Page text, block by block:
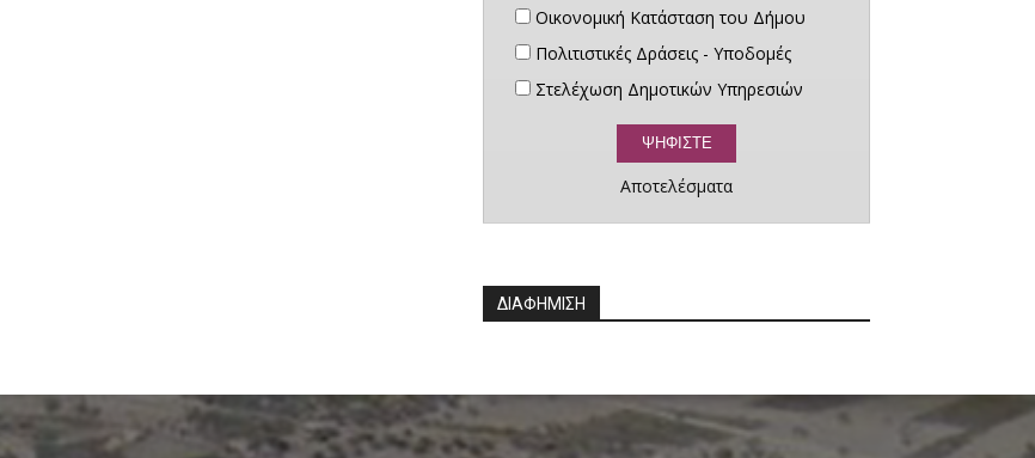
Οικονομική Κατάσταση του Δήμου
Πολιτιστικές Δράσεις - Υποδομές
Στελέχωση Δημοτικών Υπηρεσιών
Αποτελέσματα
ΔΙΑΦΗΜΙΣΗ